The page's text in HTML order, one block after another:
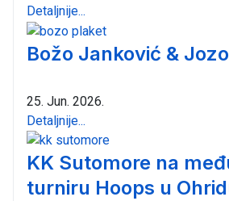
Detaljnije...
Božo Janković &
25. Jun. 2026.
Detaljnije...
KK Sutomore na
turniru Hoops u